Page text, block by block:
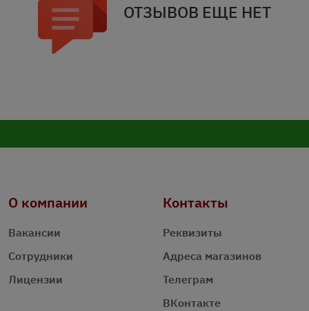
ОТЗЫВОВ ЕЩЕ НЕТ
О компании
Вакансии
Сотрудники
Лицензии
Контакты
Реквизиты
Адреса магазинов
Телеграм
ВКонтакте